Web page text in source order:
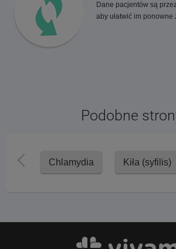
Dane pacjentów są
aby ułatwić im
Podobne
Chlamydia Kiła (syfilis)